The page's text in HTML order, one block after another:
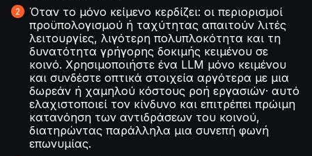
Όταν το μόνο κείμενο κερδίζει: οι περιορισμοί
προϋπολογισμού ή ταχύτητας απαιτούν λιτές
λειτουργίες, λιγότερη πολυπλοκότητα και τη
δυνατότητα γρήγορης δοκιμής κειμένου σε
κοινό. Χρησιμοποιήστε ένα LLM μόνο κειμένου
και συνδέστε οπτικά στοιχεία αργότερα με μια
δωρεάν ή χαμηλού κόστους ροή εργασιών· αυτό
ελαχιστοποιεί τον κίνδυνο και επιτρέπει πρώιμη
κατανόηση των αντιδράσεων του κοινού,
διατηρώντας παράλληλα μια συνεπή φωνή
επωνυμίας.